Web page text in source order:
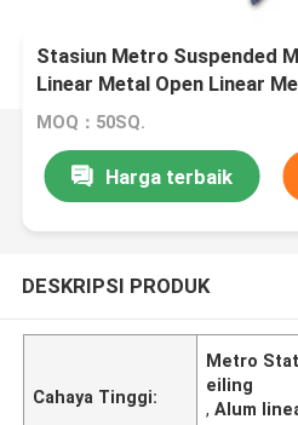
Stasiun Metro Suspended
Linear Metal Open Linear
MOQ：50SQ.
Harga terbaik
DESKRIPSI PRODUK
Cahaya Tinggi:
Metro
eiling
,Alum